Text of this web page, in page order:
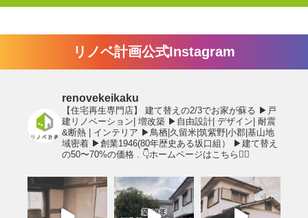
リノベ計画公式Instagram
renovekeikaku
【住宅再生専門店】 建て替えの2/3でお家が蘇る ▶︎戸
建リノベーション| 増改築 ▶︎自由設計| デザイン| 耐震
&断熱 | インテリア ▶︎鳥栖|久留米|筑紫野|小郡|基山地
域密着 ▶︎創業1946(80年歴史ある坂口組）
▶︎建て替え
の50〜70%の価格
👇ホームページはこちら💁‍♂️